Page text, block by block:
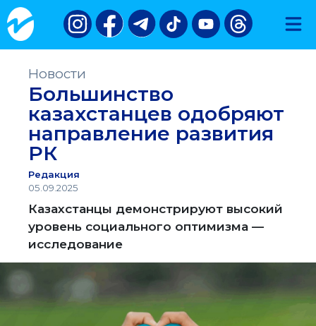
Новости
Большинство
казахстанцев одобряют
направление развития
РК
Редакция
05.09.2025
Казахстанцы демонстрируют высокий
уровень социального оптимизма —
исследование